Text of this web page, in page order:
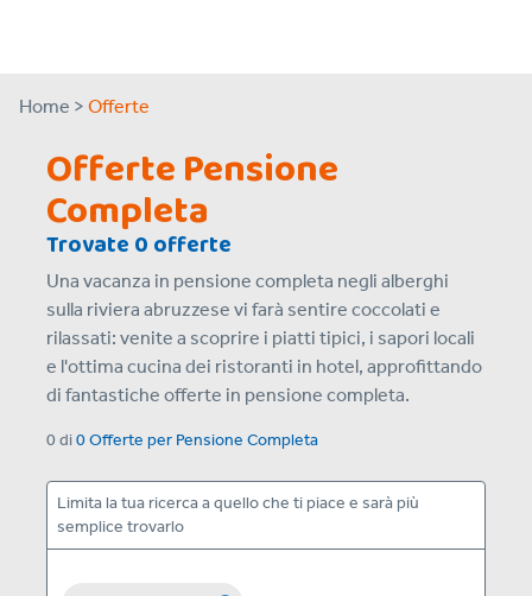
Home > Offerte
Offerte Pensione
Completa
Trovate 0 offerte
Una vacanza in pensione completa negli alberghi
sulla riviera abruzzese vi farà sentire coccolati e
rilassati: venite a scoprire i piatti tipici, i sapori locali
e l'ottima cucina dei ristoranti in hotel, approfittando
di fantastiche offerte in pensione completa.
0 di0 Offerte per Pensione Completa
Limita la tua ricerca a quello che ti piace e sarà più
semplice trovarlo